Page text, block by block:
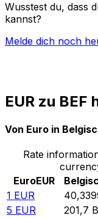
Wusstest du, dass
kannst?
Melde dich noch
EUR zu BEF
Von Euro in
Rate
EuroEUR
1 EUR
5 EUR 201,7